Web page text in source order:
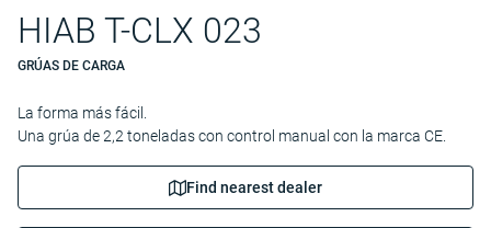
HIAB T-CLX 023
GRÚAS DE CARGA
La forma más fácil.
Una grúa de 2,2 toneladas con control manual con la marca CE.
Find nearest dealer